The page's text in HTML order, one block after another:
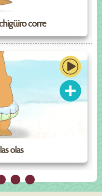
corre
olas